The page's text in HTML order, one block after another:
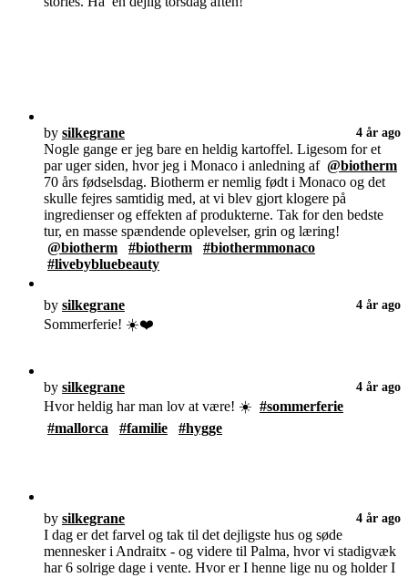
by silkegrane 4 år ago
Nogle gange er jeg bare en heldig kartoffel. Ligesom for et
par uger siden, hvor jeg i Monaco i anledning af @biotherm
70 års fødselsdag. Biotherm er nemlig født i Monaco og det
skulle fejres samtidig med, at vi blev gjort klogere på
ingredienser og effekten af produkterne. Tak for den bedste
tur, en masse spændende oplevelser, grin og læring!
@biotherm
#biotherm
#biothermmonaco
#livebybluebeauty
by silkegrane 4 år ago
Sommerferie! ☀️❤️
by silkegrane 4 år ago
Hvor heldig har man lov at være! ☀️ #sommerferie
#mallorca
#familie #hygge
by silkegrane 4 år ago
I dag er det farvel og tak til det dejligste hus og søde
mennesker i Andraitx - og videre til Palma, hvor vi stadigvæk
har 6 solrige dage i vente. Hvor er I henne lige nu og holder I